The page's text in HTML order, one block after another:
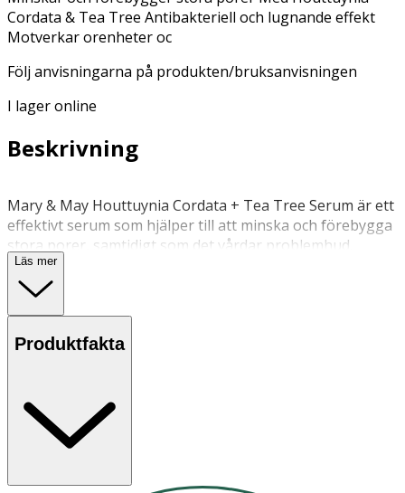
Cordata & Tea Tree Antibakteriell och lugnande effekt
Motverkar orenheter oc
Följ anvisningarna på produkten/bruksanvisningen
I lager online
Beskrivning
Mary & May Houttuynia Cordata + Tea Tree Serum är ett
effektivt serum som hjälper till att minska och förebygga
stora porer, samtidigt som det vårdar problemhud.
Houttuynia Cordata, en ört som traditionellt används i
Sydostasien för sina medicinska egenskaper, är rik på
samtidigt behandlar hudirritation, pormaskar och
orenheter. Den hjälper också till att bibehålla hudens
och irritation, samt stärker hudbarriären. Serumet är
lättabsorberande, lämnar ingen oljig känsla och är därför
lämpligt för alla hudtyper som vill minska synligheten av
Läs mer
Produktfakta